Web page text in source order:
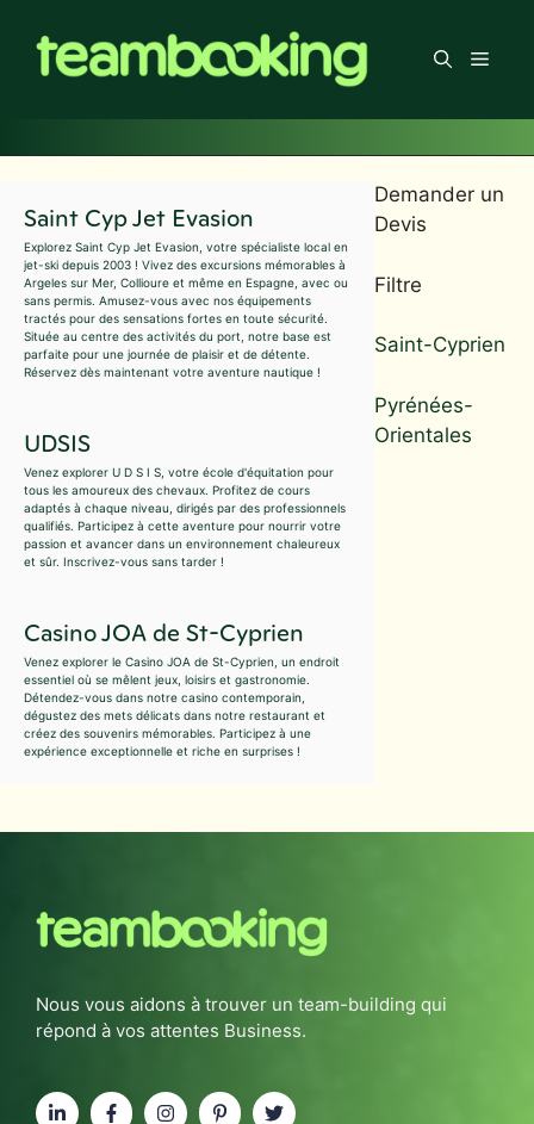
contenu
Menu
Saint Cyp Jet Evasion
Explorez Saint Cyp Jet Evasion, votre spécialiste local en
jet-ski depuis 2003 ! Vivez des excursions mémorables à
Argeles sur Mer, Collioure et même en Espagne, avec ou
sans permis. Amusez-vous avec nos équipements
tractés pour des sensations fortes en toute sécurité.
Située au centre des activités du port, notre base est
parfaite pour une journée de plaisir et de détente.
Réservez dès maintenant votre aventure nautique !
UDSIS
Venez explorer U D S I S, votre école d'équitation pour
tous les amoureux des chevaux. Profitez de cours
adaptés à chaque niveau, dirigés par des professionnels
qualifiés. Participez à cette aventure pour nourrir votre
passion et avancer dans un environnement chaleureux
et sûr. Inscrivez-vous sans tarder !
Casino JOA de St-Cyprien
Venez explorer le Casino JOA de St-Cyprien, un endroit
essentiel où se mêlent jeux, loisirs et gastronomie.
Détendez-vous dans notre casino contemporain,
dégustez des mets délicats dans notre restaurant et
créez des souvenirs mémorables. Participez à une
expérience exceptionnelle et riche en surprises !
Demander un
Devis
Filtre
Saint-Cyprien
Pyrénées-
Orientales
Nous vous aidons à trouver un team-building qui
répond à vos attentes Business.